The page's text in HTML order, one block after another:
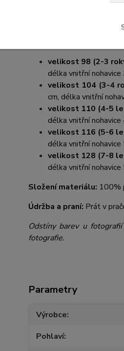
materiálu fleece-polar.
velikost 98 (2-3
délka vnitřní
velikost 104 (3-4
cm, délka vnitřní
velikost 110 (4-5
délka vnitřní
velikost 116 (5-6
délka vnitřní
velikost 128 (7-8
délka vnitřní
Složení materiálu: 100%
Údržba a praní: Prát v
Odstíny barev u
fotografie.
Parametry
Výrobce
Pohlaví